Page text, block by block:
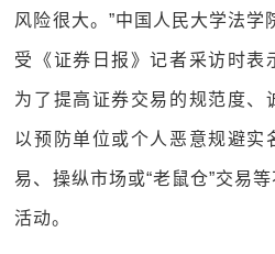
风险很大。”中国人民大学法
受《证券日报》记者采访时表
为了提高证券交易的规范度、
以预防单位或个人恶意规避实
易、操纵市场或“老鼠仓”交易
活动。